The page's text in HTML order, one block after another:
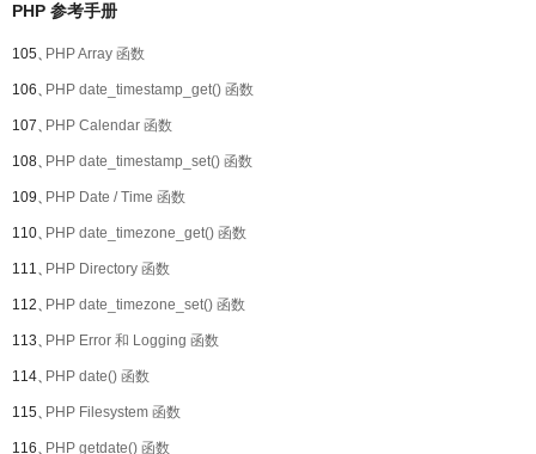
PHP 参考手册
105、PHP Array 函数
106、PHP date_timestamp_get() 函数
107、PHP Calendar 函数
108、PHP date_timestamp_set() 函数
109、PHP Date / Time 函数
110、PHP date_timezone_get() 函数
111、PHP Directory 函数
112、PHP date_timezone_set() 函数
113、PHP Error 和 Logging 函数
114、PHP date() 函数
115、PHP Filesystem 函数
116、PHP getdate() 函数